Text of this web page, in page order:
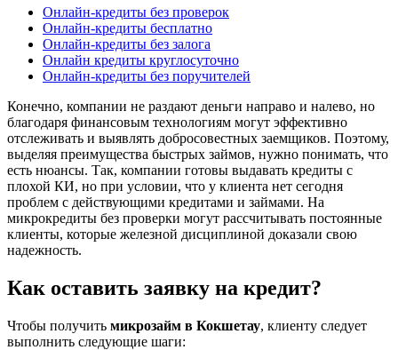
Онлайн-кредиты без проверок
Онлайн-кредиты бесплатно
Онлайн-кредиты без залога
Онлайн кредиты круглосуточно
Онлайн-кредиты без поручителей
Конечно, компании не раздают деньги направо и налево, но
благодаря финансовым технологиям могут эффективно
отслеживать и выявлять добросовестных заемщиков. Поэтому,
выделяя преимущества быстрых займов, нужно понимать, что
есть нюансы. Так, компании готовы выдавать кредиты с
плохой КИ, но при условии, что у клиента нет сегодня
проблем с действующими кредитами и займами. На
микрокредиты без проверки могут рассчитывать постоянные
клиенты, которые железной дисциплиной доказали свою
надежность.
Как оставить заявку на кредит?
Чтобы получить микрозайм в Кокшетау, клиенту следует
выполнить следующие шаги: